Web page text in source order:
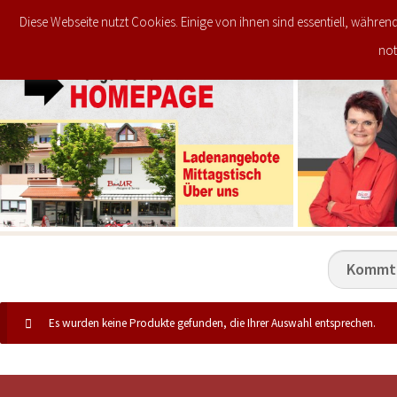
JETZT IM ANGEBOT STARTSEITE
Es wurden keine Produkte gefunden, die Ihrer Auswahl entsprechen.
Diese Webseite nutzt Cookies. Einige von ihnen sind essentiell,